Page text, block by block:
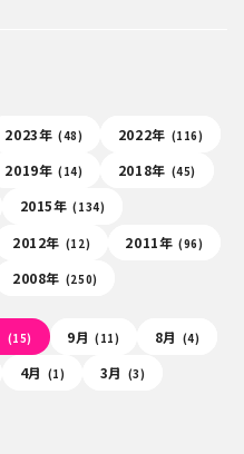
2023年 (48) 2022年 (116)
2019年 (14) 2018年 (45)
2015年 (134)
2012年 (12) 2011年 (96)
2008年 (250)
(15) 9月 (11) 8月 (4)
4月 (1) 3月 (3)